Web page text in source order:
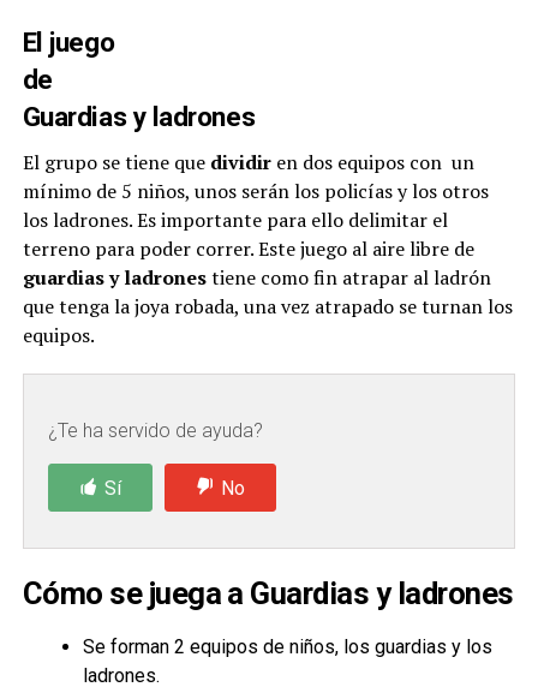
El juego
de
Guardias y ladrones
El grupo se tiene que dividiren dos equipos con un
mínimo de 5 niños, unos serán los policías y los otros
los ladrones. Es importante para ello delimitar el
terreno para poder correr. Este juego al aire libre de
guardias y ladronestiene como fin atrapar al ladrón
que tenga la joya robada, una vez atrapado se turnan los
equipos.
¿Te ha servido de ayuda?
Sí No
Cómo se juega a Guardias y ladrones
Se forman 2 equipos de niños, los guardias y los
ladrones.